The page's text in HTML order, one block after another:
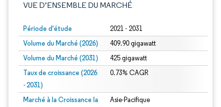
VUE D’ENSEMBLE DU MARCHÉ
Période d'étude 2021 - 2031
Volume du Marché (2026) 409.90 gigawatt
Volume du Marché (2031) 425 gigawatt
Taux de croissance (2026
- 2031)
0.73% CAGR
Marché à la Croissance la
Asie-Pacifique